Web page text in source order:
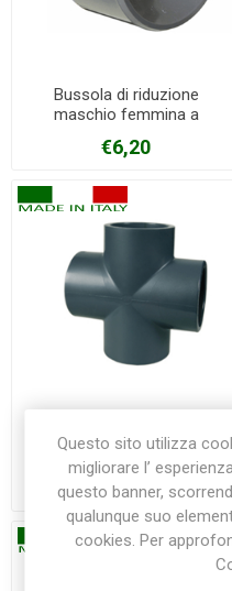
Bussola di riduzione
maschio femmina a
X 75 mm
€6,20
Croce a incollaggio in PVC
Ø 63 mm
€12,30
Questo sito utilizza
migliorare l’
questo banner,
qualunque suo
cookies. Per